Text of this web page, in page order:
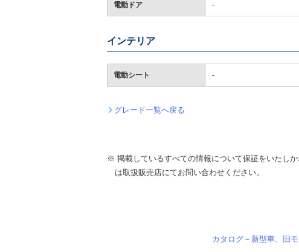
電動ドア -
インテリア
電動シート -
グレード一覧へ戻る
※ 掲載しているすべての情報について保証をいたし
は取扱販売店にてお問い合わせください。
カタログ－新型車、旧